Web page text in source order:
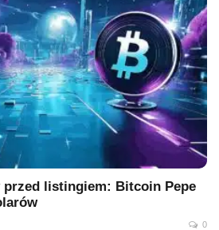
przed listingiem: Bitcoin Pepe
0